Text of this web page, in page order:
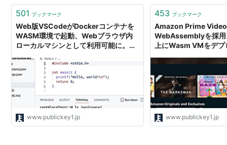
501 ブックマーク
Web版VSCodeがDockerコンテナを
WASM環境で起動、Webブラウザ内
ローカルマシンとして利用可能に。拡
www.publickey1.jp
453 ブックマーク
Amazon Prime
WebAssemblyを採用
上にWasm VMをデ
www.publickey1.jp